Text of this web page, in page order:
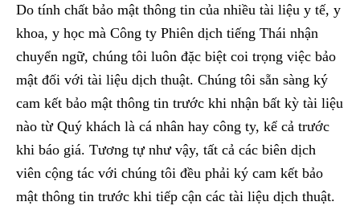
Do tính chất bảo mật thông tin của nhiều tài liệu y tế, y
khoa, y học mà Công ty Phiên dịch tiếng Thái nhận
chuyển ngữ, chúng tôi luôn đặc biệt coi trọng việc bảo
mật đối với tài liệu dịch thuật. Chúng tôi sẵn sàng ký
cam kết bảo mật thông tin trước khi nhận bất kỳ tài liệu
nào từ Quý khách là cá nhân hay công ty, kể cả trước
khi báo giá. Tương tự như vậy, tất cả các biên dịch
viên cộng tác với chúng tôi đều phải ký cam kết bảo
mật thông tin trước khi tiếp cận các tài liệu dịch thuật.